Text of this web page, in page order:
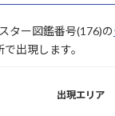
ター図鑑番号(176)の
で出現します。
出現エリア